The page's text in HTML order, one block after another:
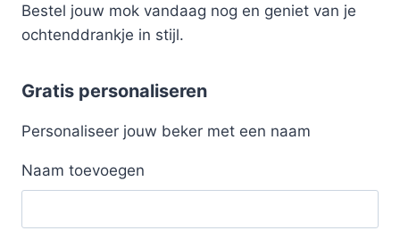
Bestel jouw mok vandaag nog en geniet van je
ochtenddrankje in stijl.
Gratis personaliseren
Personaliseer jouw beker met een naam
Naam toevoegen